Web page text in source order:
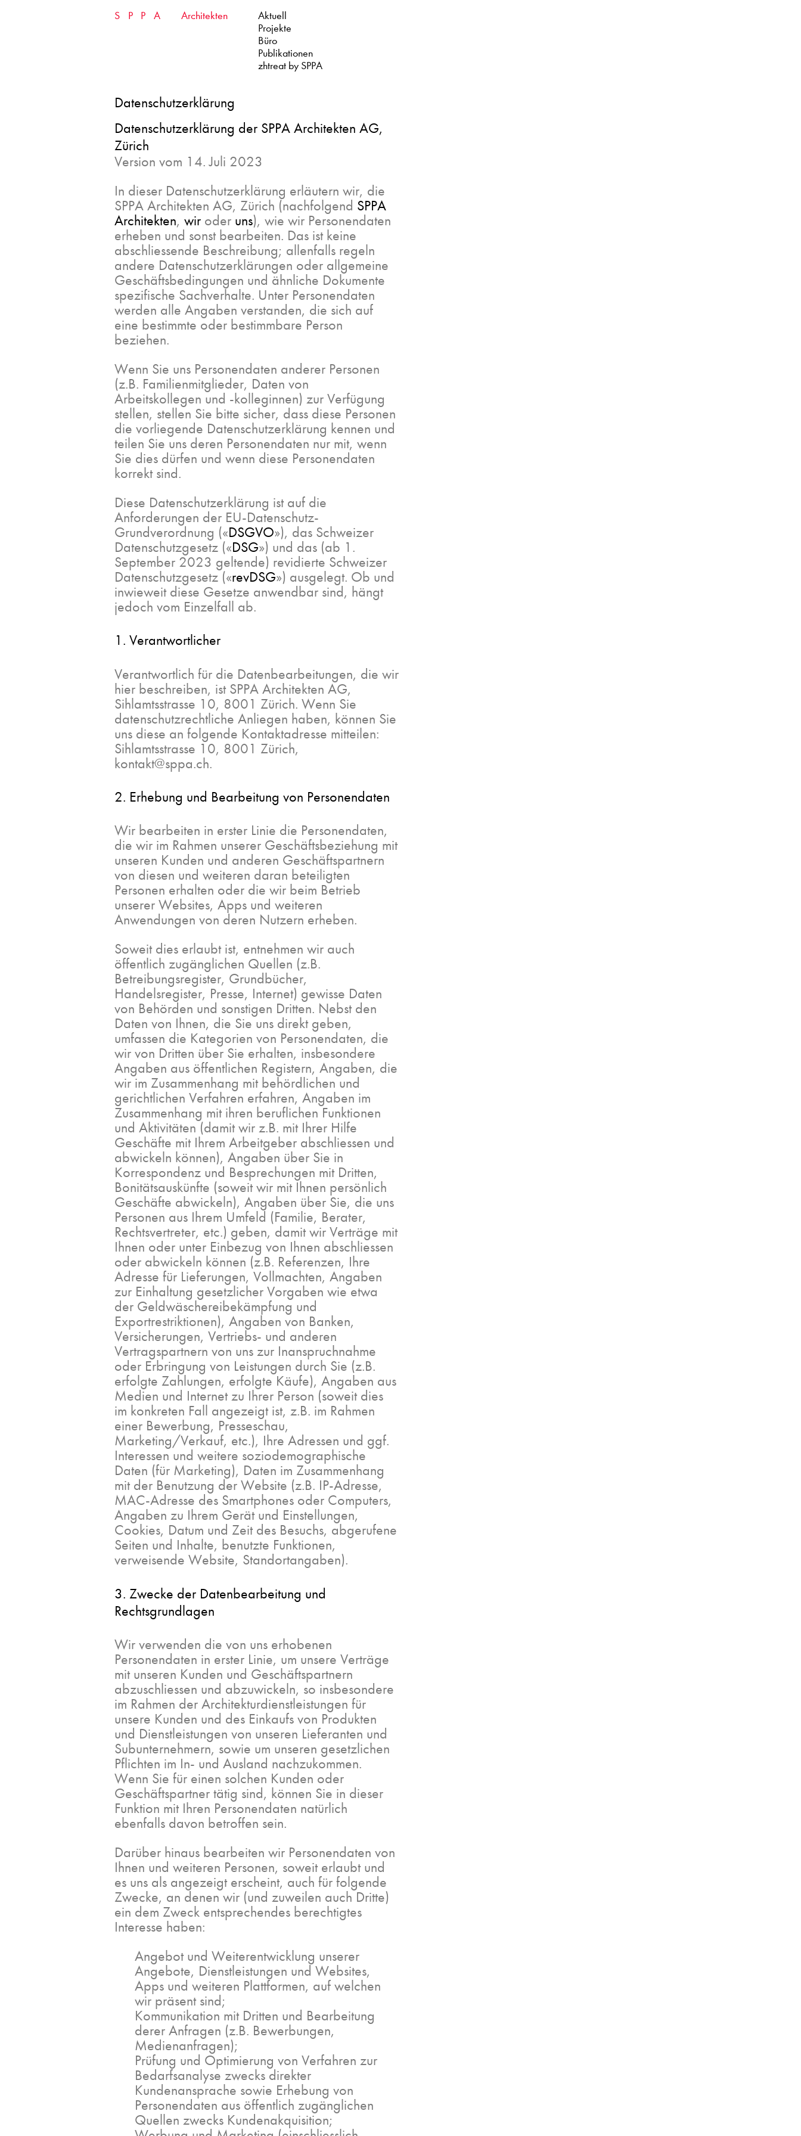
SPPA Architekten
Aktuell
Projekte
Büro
Publikationen
zhtreat by SPPA
Datenschutzerklärung
Datenschutzerklärung der SPPA Architekten AG,
Zürich
Version vom 14. Juli 2023
In dieser Datenschutzerklärung erläutern wir, die
SPPA Architekten AG, Zürich (nachfolgend SPPA
Architekten, wir oder uns), wie wir Personendaten
erheben und sonst bearbeiten. Das ist keine
abschliessende Beschreibung; allenfalls regeln
andere Datenschutzerklärungen oder allgemeine
Geschäftsbedingungen und ähnliche Dokumente
spezifische Sachverhalte. Unter Personendaten
werden alle Angaben verstanden, die sich auf
eine bestimmte oder bestimmbare Person
beziehen.
Wenn Sie uns Personendaten anderer Personen
(z.B. Familienmitglieder, Daten von
Arbeitskollegen und -kolleginnen) zur Verfügung
stellen, stellen Sie bitte sicher, dass diese Personen
die vorliegende Datenschutzerklärung kennen und
teilen Sie uns deren Personendaten nur mit, wenn
Sie dies dürfen und wenn diese Personendaten
korrekt sind.
Diese Datenschutzerklärung ist auf die
Anforderungen der EU-Datenschutz-
Grundverordnung («DSGVO»), das Schweizer
Datenschutzgesetz («DSG») und das (ab 1.
September 2023 geltende) revidierte Schweizer
Datenschutzgesetz («revDSG») ausgelegt. Ob und
inwieweit diese Gesetze anwendbar sind, hängt
jedoch vom Einzelfall ab.
1. Verantwortlicher
Verantwortlich für die Datenbearbeitungen, die wir
hier beschreiben, ist SPPA Architekten AG,
Sihlamtsstrasse 10, 8001 Zürich. Wenn Sie
datenschutzrechtliche Anliegen haben, können Sie
uns diese an folgende Kontaktadresse mitteilen:
Sihlamtsstrasse 10, 8001 Zürich,
kontakt@sppa.ch.
2. Erhebung und Bearbeitung von Personendaten
Wir bearbeiten in erster Linie die Personendaten,
die wir im Rahmen unserer Geschäftsbeziehung mit
unseren Kunden und anderen Geschäftspartnern
von diesen und weiteren daran beteiligten
Personen erhalten oder die wir beim Betrieb
unserer Websites, Apps und weiteren
Anwendungen von deren Nutzern erheben.
Soweit dies erlaubt ist, entnehmen wir auch
öffentlich zugänglichen Quellen (z.B.
Betreibungsregister, Grundbücher,
Handelsregister, Presse, Internet) gewisse Daten
von Behörden und sonstigen Dritten. Nebst den
Daten von Ihnen, die Sie uns direkt geben,
umfassen die Kategorien von Personendaten, die
wir von Dritten über Sie erhalten, insbesondere
Angaben aus öffentlichen Registern, Angaben, die
wir im Zusammenhang mit behördlichen und
gerichtlichen Verfahren erfahren, Angaben im
Zusammenhang mit ihren beruflichen Funktionen
und Aktivitäten (damit wir z.B. mit Ihrer Hilfe
Geschäfte mit Ihrem Arbeitgeber abschliessen und
abwickeln können), Angaben über Sie in
Korrespondenz und Besprechungen mit Dritten,
Bonitätsauskünfte (soweit wir mit Ihnen persönlich
Geschäfte abwickeln), Angaben über Sie, die uns
Personen aus Ihrem Umfeld (Familie, Berater,
Rechtsvertreter, etc.) geben, damit wir Verträge mit
Ihnen oder unter Einbezug von Ihnen abschliessen
oder abwickeln können (z.B. Referenzen, Ihre
Adresse für Lieferungen, Vollmachten, Angaben
zur Einhaltung gesetzlicher Vorgaben wie etwa
der Geldwäschereibekämpfung und
Exportrestriktionen), Angaben von Banken,
Versicherungen, Vertriebs- und anderen
Vertragspartnern von uns zur Inanspruchnahme
oder Erbringung von Leistungen durch Sie (z.B.
erfolgte Zahlungen, erfolgte Käufe), Angaben aus
Medien und Internet zu Ihrer Person (soweit dies
im konkreten Fall angezeigt ist, z.B. im Rahmen
einer Bewerbung, Presseschau,
Marketing/Verkauf, etc.), Ihre Adressen und ggf.
Interessen und weitere soziodemographische
Daten (für Marketing), Daten im Zusammenhang
mit der Benutzung der Website (z.B. IP-Adresse,
MAC-Adresse des Smartphones oder Computers,
Angaben zu Ihrem Gerät und Einstellungen,
Cookies, Datum und Zeit des Besuchs, abgerufene
Seiten und Inhalte, benutzte Funktionen,
verweisende Website, Standortangaben).
3. Zwecke der Datenbearbeitung und
Rechtsgrundlagen
Wir verwenden die von uns erhobenen
Personendaten in erster Linie, um unsere Verträge
mit unseren Kunden und Geschäftspartnern
abzuschliessen und abzuwickeln, so insbesondere
im Rahmen der Architekturdienstleistungen für
unsere Kunden und des Einkaufs von Produkten
und Dienstleistungen von unseren Lieferanten und
Subunternehmern, sowie um unseren gesetzlichen
Pflichten im In- und Ausland nachzukommen.
Wenn Sie für einen solchen Kunden oder
Geschäftspartner tätig sind, können Sie in dieser
Funktion mit Ihren Personendaten natürlich
ebenfalls davon betroffen sein.
Darüber hinaus bearbeiten wir Personendaten von
Ihnen und weiteren Personen, soweit erlaubt und
es uns als angezeigt erscheint, auch für folgende
Zwecke, an denen wir (und zuweilen auch Dritte)
ein dem Zweck entsprechendes berechtigtes
Interesse haben:
Angebot und Weiterentwicklung unserer
Angebote, Dienstleistungen und Websites,
Apps und weiteren Plattformen, auf welchen
wir präsent sind;
Kommunikation mit Dritten und Bearbeitung
derer Anfragen (z.B. Bewerbungen,
Medienanfragen);
Prüfung und Optimierung von Verfahren zur
Bedarfsanalyse zwecks direkter
Kundenansprache sowie Erhebung von
Personendaten aus öffentlich zugänglichen
Quellen zwecks Kundenakquisition;